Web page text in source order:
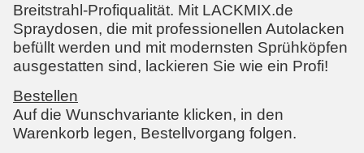
Breitstrahl-Profiqualität. Mit LACKMIX.de
Spraydosen, die mit professionellen Autolacken
befüllt werden und mit modernsten Sprühköpfen
ausgestatten sind, lackieren Sie wie ein Profi!
Bestellen
Auf die Wunschvariante klicken, in den
Warenkorb legen, Bestellvorgang folgen.